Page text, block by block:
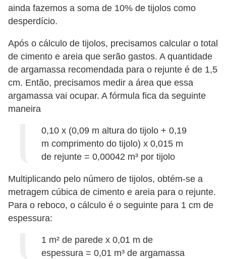
ainda fazemos a soma de 10% de tijolos como
desperdício.
Após o cálculo de tijolos, precisamos calcular o total
de cimento e areia que serão gastos. A quantidade
de argamassa recomendada para o rejunte é de 1,5
cm. Então, precisamos medir a área que essa
argamassa vai ocupar. A fórmula fica da seguinte
maneira
0,10 x (0,09 m altura do tijolo + 0,19
m comprimento do tijolo) x 0,015 m
de rejunte = 0,00042 m³ por tijolo
Multiplicando pelo número de tijolos, obtém-se a
metragem cúbica de cimento e areia para o rejunte.
Para o reboco, o cálculo é o seguinte para 1 cm de
espessura:
1 m² de parede x 0,01 m de
espessura = 0,01 m³ de argamassa
í
l
i
o
s
S
í
o
e
c
o